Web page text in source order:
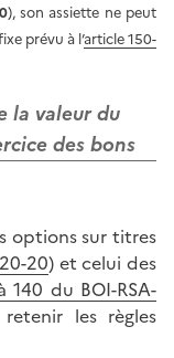
), son assiette ne peut
prévu à l’article 150-
la valeur du
des bons
options sur titres
20) et celui des
140 du BOI-RSA-
les règles